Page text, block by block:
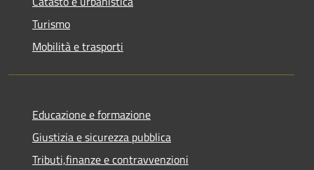
Turismo
Mobilità e trasporti
Educazione e formazione
Giustizia e sicurezza pubblica
Tributi,finanze e contravvenzioni